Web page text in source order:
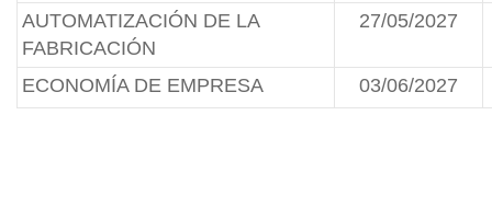
AUTOMATIZACIÓN DE LA
FABRICACIÓN
27/05/2027
ECONOMÍA DE EMPRESA 03/06/2027